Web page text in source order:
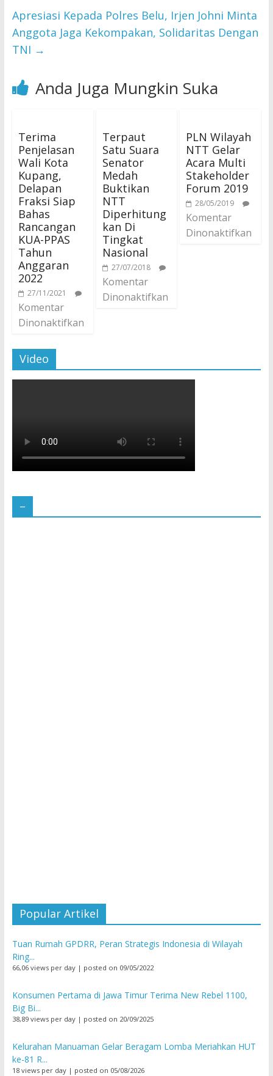
Apresiasi Kepada Polres Belu, Irjen Johni Minta
Anggota Jaga Kekompakan, Solidaritas Dengan
TNI →
Anda Juga Mungkin Suka
Terima
Penjelasan
Wali Kota
Kupang,
Delapan
Fraksi Siap
Bahas
Rancangan
KUA-PPAS
Tahun
Anggaran
2022
27/11/2021
Komentar
Dinonaktifkan
Terpaut
Satu Suara
Senator
Medah
Buktikan
NTT
Diperhitung
kan Di
Tingkat
Nasional
27/07/2018
Komentar
Dinonaktifkan
PLN Wilayah
NTT Gelar
Acara Multi
Stakeholder
Forum 2019
28/05/2019
Komentar
Dinonaktifkan
Video
–
Popular Artikel
Tuan Rumah GPDRR, Peran Strategis Indonesia di Wilayah
Ring...
66,06 views per day| posted on 09/05/2022
Konsumen Pertama di Jawa Timur Terima New Rebel 1100,
Big Bi...
38,89 views per day| posted on 20/09/2025
Kelurahan Manuaman Gelar Beragam Lomba Meriahkan HUT
ke-81 R...
18 views per day| posted on 05/08/2026